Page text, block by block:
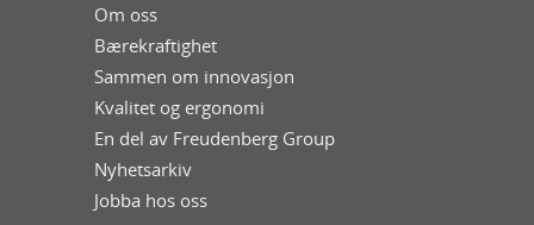
Om oss
Bærekraftighet
Sammen om innovasjon
Kvalitet og ergonomi
En del av Freudenberg Group
Nyhetsarkiv
Jobba hos oss